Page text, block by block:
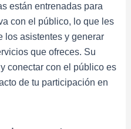
están entrenadas para
con el público, lo que les
los asistentes y generar
que ofreces. Su
conectar con el público es
de tu participación en